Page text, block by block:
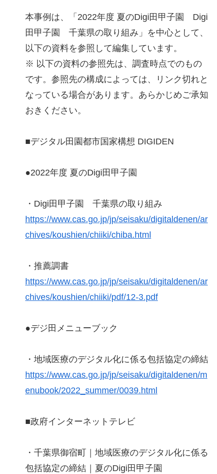
本事例は、「2022年度 夏のDigi田甲子園 Digi
田甲子園 千葉県の取り組み」を中心として、
以下の資料を参照して編集しています。
※ 以下の資料の参照先は、調査時点でのもの
です。参照先の構成によっては、リンク切れと
なっている場合があります。あらかじめご承知
おきください。
■デジタル田園都市国家構想 DIGIDEN
●2022年度 夏のDigi田甲子園
・Digi田甲子園 千葉県の取り組み
https://www.cas.go.jp/jp/seisaku/digitaldenen/ar
chives/koushien/chiiki/chiba.html
・推薦調書
https://www.cas.go.jp/jp/seisaku/digitaldenen/ar
chives/koushien/chiiki/pdf/12-3.pdf
●デジ田メニューブック
・地域医療のデジタル化に係る包括協定の締結
https://www.cas.go.jp/jp/seisaku/digitaldenen/m
enubook/2022_summer/0039.html
■政府インターネットテレビ
・千葉県御宿町｜地域医療のデジタル化に係る
包括協定の締結｜夏のDigi田甲子園